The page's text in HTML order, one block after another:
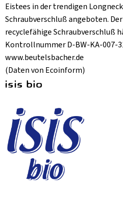
Eistees in der trendigen
Schraubverschluß angeboten.
recyclefähige Schraubverschluß
Kontrollnummer D-BW-KA-007-
www.beutelsbacher.de
(Daten von Ecoinform)
isis bio